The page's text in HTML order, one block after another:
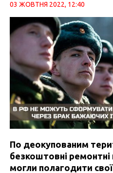
03 ЖОВТНЯ 2022, 12:40
По деокупованим
безкоштовні
могли полагодити